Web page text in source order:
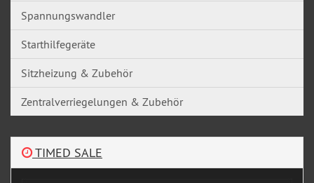
Spannungswandler
Starthilfegeräte
Sitzheizung & Zubehör
Zentralverriegelungen & Zubehör
TIMED SALE